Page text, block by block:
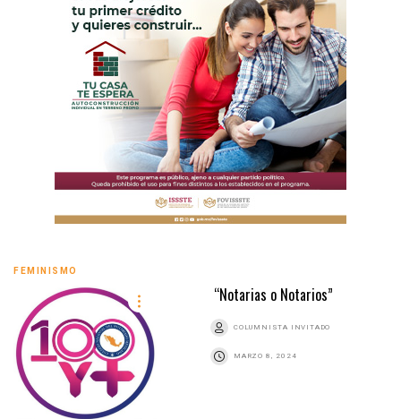
FEMINISMO
“Notarias o Notarios”
COLUMNISTA INVITADO
MARZO 8, 2024